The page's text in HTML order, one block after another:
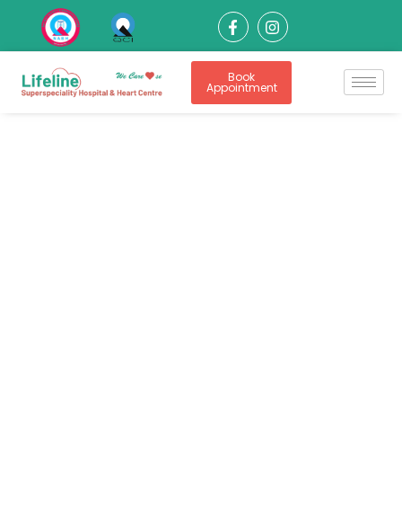
Book
Appointment